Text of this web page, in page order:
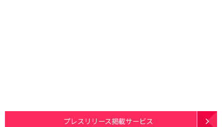
プレスリリース掲載サービス